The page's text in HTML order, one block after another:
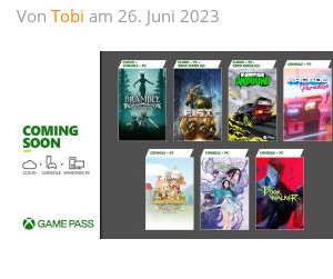
Von Tobi am 26. Juni 2023